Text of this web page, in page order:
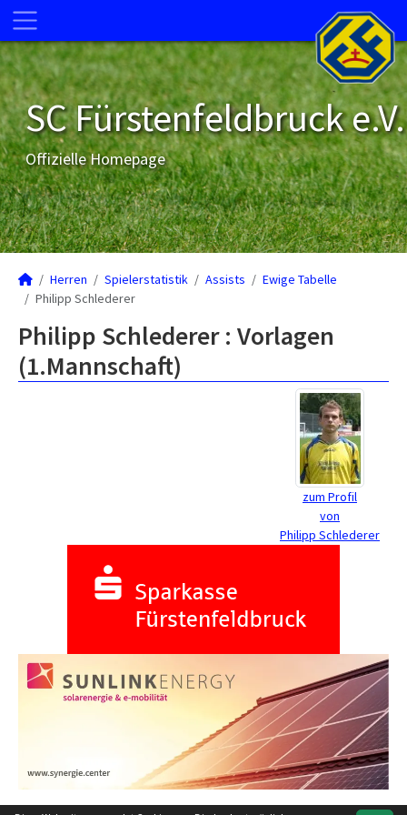
SC Fürstenfeldbruck e.V.
Offizielle Homepage
Herren Spielerstatistik Assists
Ewige Tabelle
Philipp Schlederer
Philipp Schlederer : Vorlagen
(1.Mannschaft)
zum Profil
von
Philipp Schlederer